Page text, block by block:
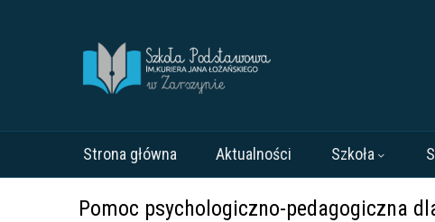
Strona główna Aktualności Szkoła
Pomoc psychologiczno-pedagogiczna